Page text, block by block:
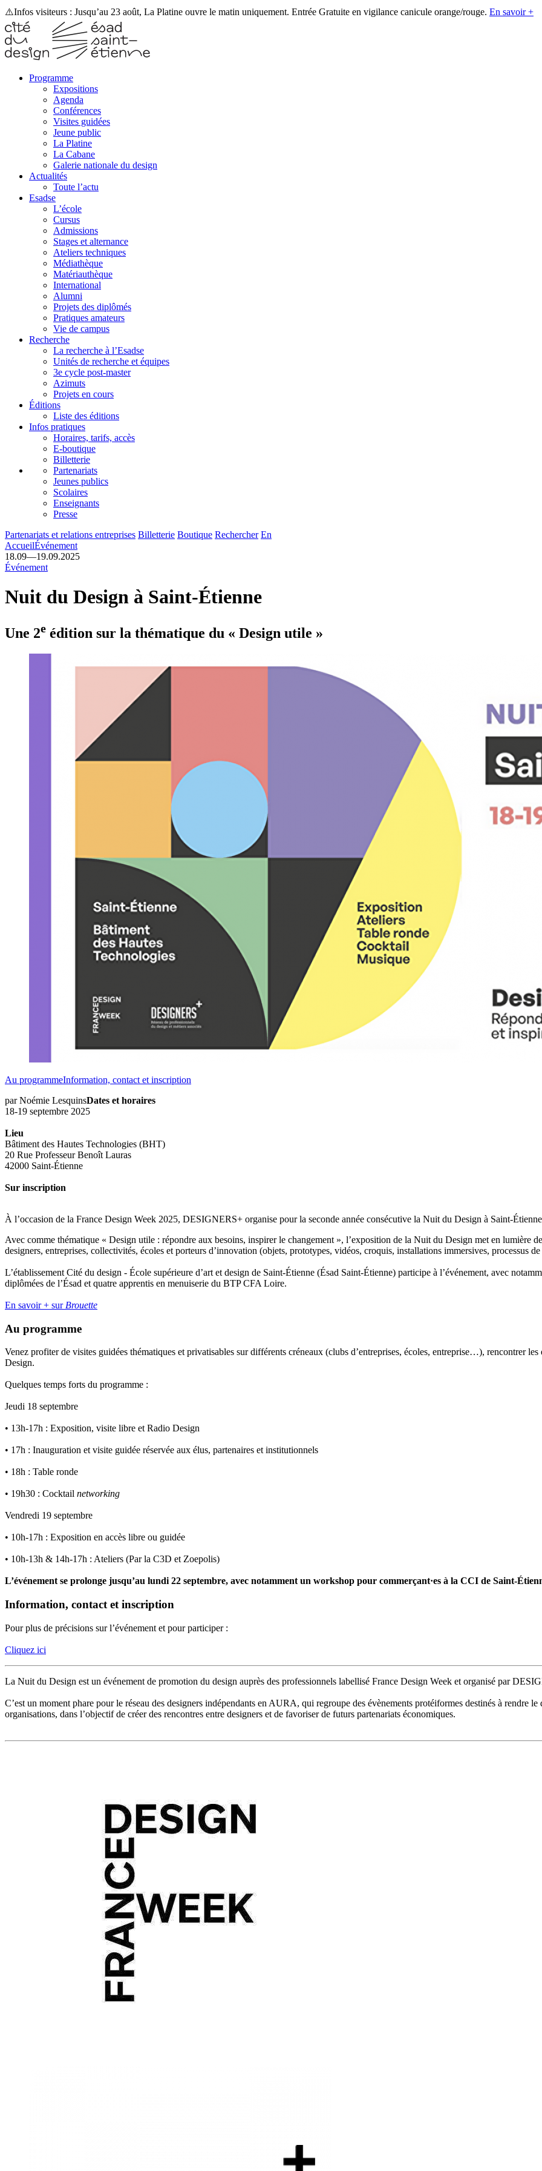
⚠️Infos visiteurs : Jusqu’au 23 août, La Platine ouvre le matin uniquement. Entrée Gratuite en vigilance canicule orange/rouge. En savoir +
Programme
Expositions
Agenda
Conférences
Visites guidées
Jeune public
La Platine
La Cabane
Galerie nationale du design
Actualités
Toute l’actu
Esadse
L’école
Cursus
Admissions
Stages et alternance
Ateliers techniques
Médiathèque
Matériauthèque
International
Alumni
Projets des diplômés
Pratiques amateurs
Vie de campus
Recherche
La recherche à l’Esadse
Unités de recherche et équipes
3e cycle post-master
Azimuts
Projets en cours
Éditions
Liste des éditions
Infos pratiques
Horaires, tarifs, accès
E-boutique
Billetterie
Partenariats
Jeunes publics
Scolaires
Enseignants
Presse
Partenariats et relations entreprises Billetterie Boutique Rechercher En
AccueilÉvénement
18.09—19.09.2025
Événement
Nuit du Design à Saint-Étienne
Une 2e édition sur la thématique du « Design utile »
Au programmeInformation, contact et inscription
par Noémie LesquinsDates et horaires
18-19 septembre 2025
Lieu
Bâtiment des Hautes Technologies (BHT)
20 Rue Professeur Benoît Lauras
42000 Saint-Étienne
Sur inscription
À l’occasion de la France Design Week 2025, DESIGNERS+ organise pour la seconde année consécutive la Nuit du Design à Saint-
Avec comme thématique « Design utile : répondre aux besoins, inspirer le changement », l’exposition de la Nuit du Design met en lumière
designers, entreprises, collectivités, écoles et porteurs d’innovation (objets, prototypes, vidéos, croquis, installations immersives, processus
L’établissement Cité du design - École supérieure d’art et design de Saint-Étienne (Ésad Saint-Étienne) participe à l’événement, avec
diplômées de l’Ésad et quatre apprentis en menuiserie du BTP CFA Loire.
En savoir + sur Brouette
Au programme
Venez profiter de visites guidées thématiques et privatisables sur différents créneaux (clubs d’entreprises, écoles, entreprise…), rencontrer
Design.
Quelques temps forts du programme :
Jeudi 18 septembre
• 13h-17h : Exposition, visite libre et Radio Design
• 17h : Inauguration et visite guidée réservée aux élus, partenaires et institutionnels
• 18h : Table ronde
• 19h30 : Cocktail networking
Vendredi 19 septembre
• 10h-17h : Exposition en accès libre ou guidée
• 10h-13h & 14h-17h : Ateliers (Par la C3D et Zoepolis)
L’événement se prolonge jusqu’au lundi 22 septembre, avec notamment un workshop pour commerçant·es à la CCI de Saint-
Information, contact et inscription
Pour plus de précisions sur l’événement et pour participer :
Cliquez ici
La Nuit du Design est un événement de promotion du design auprès des professionnels labellisé France Design Week et organisé par
C’est un moment phare pour le réseau des designers indépendants en AURA, qui regroupe des évènements protéiformes destinés à rendre
organisations, dans l’objectif de créer des rencontres entre designers et de favoriser de futurs partenariats économiques.